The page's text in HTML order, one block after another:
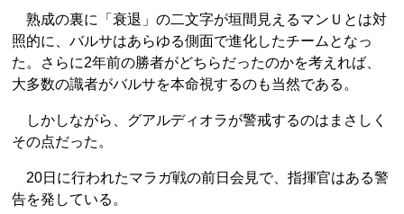
熟成の裏に「衰退」の二文字が垣間見えるマンＵとは対
照的に、バルサはあらゆる側面で進化したチームとなっ
た。さらに2年前の勝者がどちらだったのかを考えれば、
大多数の識者がバルサを本命視するのも当然である。
しかしながら、グアルディオラが警戒するのはまさしく
その点だった。
20日に行われたマラガ戦の前日会見で、指揮官はある警
告を発している。